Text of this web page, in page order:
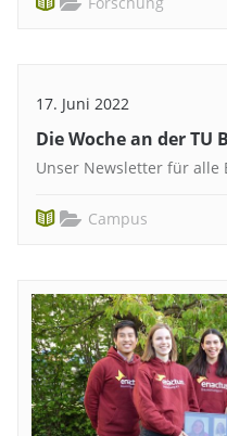
17. Juni 2022
Die Woche an der TU
Unser Newsletter für alle
Campus